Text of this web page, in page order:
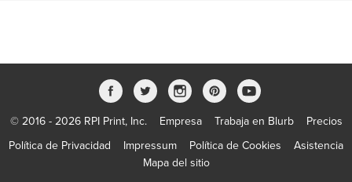
© 2016 - 2026 RPI Print, Inc. Empresa Trabaja en Blurb
Precios
Política de Privacidad
Impressum Política de Cookies
Asistencia
Mapa del sitio